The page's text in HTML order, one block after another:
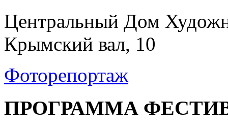
Центральный Дом
Крымский вал, 10
Фоторепортаж
ПРОГРАММА